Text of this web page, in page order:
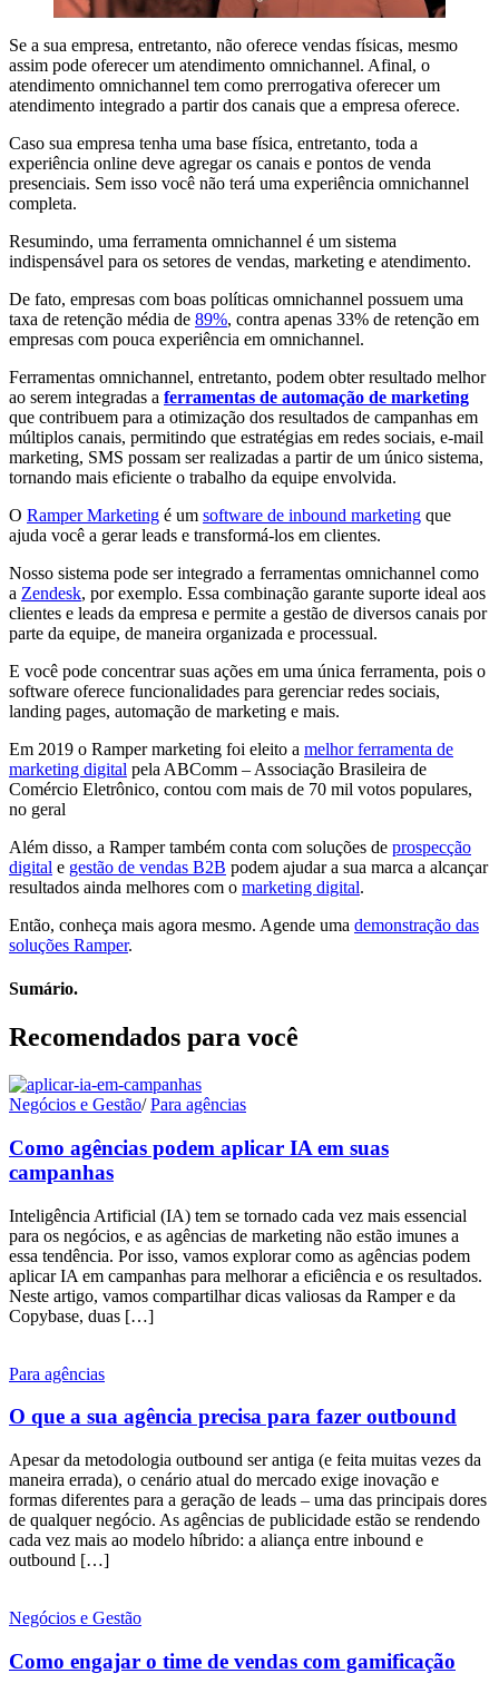
Se a sua empresa, entretanto, não oferece vendas físicas, mesmo
assim pode oferecer um atendimento omnichannel. Afinal, o
atendimento omnichannel tem como prerrogativa oferecer um
atendimento integrado a partir dos canais que a empresa oferece.
Caso sua empresa tenha uma base física, entretanto, toda a
experiência online deve agregar os canais e pontos de venda
presenciais. Sem isso você não terá uma experiência omnichannel
completa.
Resumindo, uma ferramenta omnichannel é um sistema
indispensável para os setores de vendas, marketing e atendimento.
De fato, empresas com boas políticas omnichannel possuem uma
taxa de retenção média de 89%, contra apenas 33% de retenção em
empresas com pouca experiência em omnichannel.
Ferramentas omnichannel, entretanto, podem obter resultado melhor
ao serem integradas a ferramentas de automação de marketing
que contribuem para a otimização dos resultados de campanhas em
múltiplos canais, permitindo que estratégias em redes sociais, e-mail
marketing, SMS possam ser realizadas a partir de um único sistema,
tornando mais eficiente o trabalho da equipe envolvida.
O Ramper Marketing é um software de inbound marketing que
ajuda você a gerar leads e transformá-los em clientes.
Nosso sistema pode ser integrado a ferramentas omnichannel como
a Zendesk, por exemplo. Essa combinação garante suporte ideal aos
clientes e leads da empresa e permite a gestão de diversos canais por
parte da equipe, de maneira organizada e processual.
E você pode concentrar suas ações em uma única ferramenta, pois o
software oferece funcionalidades para gerenciar redes sociais,
landing pages, automação de marketing e mais.
Em 2019 o Ramper marketing foi eleito a melhor ferramenta de
marketing digital pela ABComm – Associação Brasileira de
Comércio Eletrônico, contou com mais de 70 mil votos populares,
no geral
Além disso, a Ramper também conta com soluções de prospecção
digital e gestão de vendas B2B podem ajudar a sua marca a alcançar
resultados ainda melhores com o marketing digital.
Então, conheça mais agora mesmo. Agende uma demonstração das
soluções Ramper.
Sumário.
Recomendados para você
Negócios e Gestão/Para agências
Como agências podem aplicar IA em suas
campanhas
Inteligência Artificial (IA) tem se tornado cada vez mais essencial
para os negócios, e as agências de marketing não estão imunes a
essa tendência. Por isso, vamos explorar como as agências podem
aplicar IA em campanhas para melhorar a eficiência e os resultados.
Neste artigo, vamos compartilhar dicas valiosas da Ramper e da
Copybase, duas […]
Para agências
O que a sua agência precisa para fazer outbound
Apesar da metodologia outbound ser antiga (e feita muitas vezes da
maneira errada), o cenário atual do mercado exige inovação e
formas diferentes para a geração de leads – uma das principais dores
de qualquer negócio. As agências de publicidade estão se rendendo
cada vez mais ao modelo híbrido: a aliança entre inbound e
outbound […]
Negócios e Gestão
Como engajar o time de vendas com gamificação